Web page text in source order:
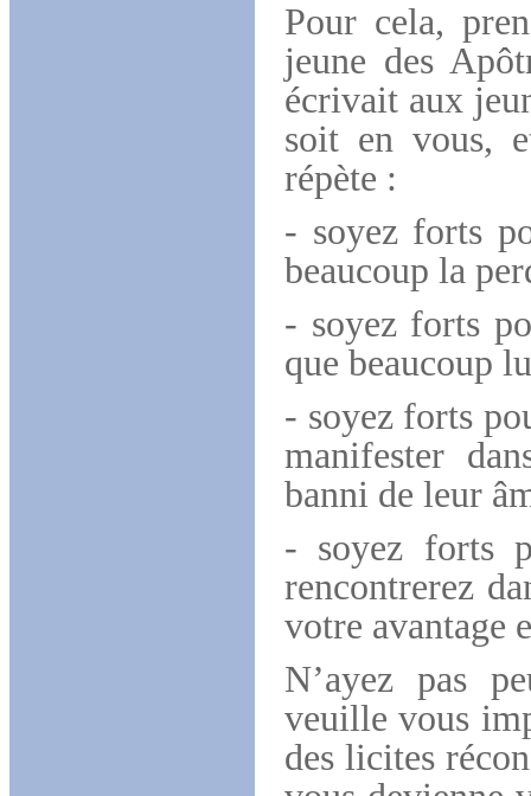
Pour cela,
jeune des
écrivait aux
soit en vous,
répète :
- soyez forts
beaucoup la
- soyez forts
que beaucoup
- soyez forts
manifester
banni de leur
- soyez forts
rencontrerez
votre avantage
N’ayez pas
veuille vous
des licites